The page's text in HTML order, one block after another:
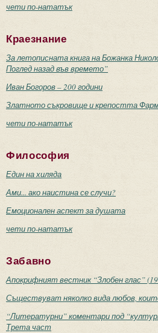
чети по-нататък
Краезнание
За летописната книга на Божанка
Поглед назад във времето”
Иван Богоров – 200 години
Златното съкровище и крепостта
чети по-нататък
Философия
Един на хиляда
Ами... ако наистина се случи?
Емоционален аспект за душата
чети по-нататък
Забавно
Апокрифният вестник “Злобен глас”
Съществуват няколко вида любов,
“Литературни” коментари под
Трета част